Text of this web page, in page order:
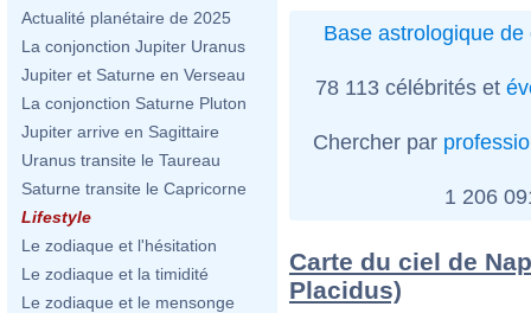
Actualité planétaire de 2025
La conjonction Jupiter Uranus
Jupiter et Saturne en Verseau
La conjonction Saturne Pluton
Jupiter arrive en Sagittaire
Uranus transite le Taureau
Saturne transite le Capricorne
Lifestyle
Le zodiaque et l'hésitation
Le zodiaque et la timidité
Le zodiaque et le mensonge
Base astrologique de
78 113 célébrités et
Chercher par
1 206
Carte du ciel de
Placidus)